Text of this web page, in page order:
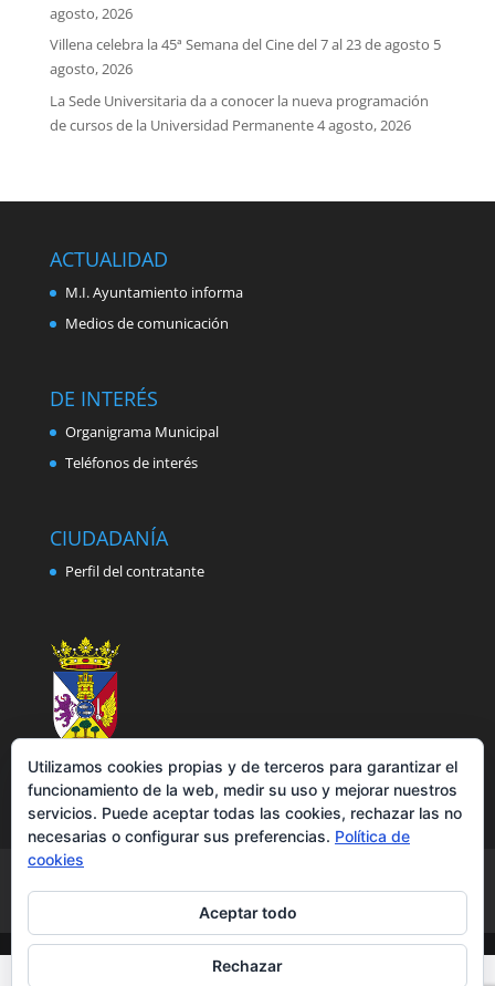
agosto, 2026
Villena celebra la 45ª Semana del Cine del 7 al 23 de agosto 5
agosto, 2026
La Sede Universitaria da a conocer la nueva programación
de cursos de la Universidad Permanente4 agosto, 2026
ACTUALIDAD
M.I. Ayuntamiento informa
Medios de comunicación
DE INTERÉS
Organigrama Municipal
Teléfonos de interés
CIUDADANÍA
Perfil del contratante
Política de cookies
Accesibilidad
Utilizamos cookies propias y de terceros para garantizar el
funcionamiento de la web, medir su uso y mejorar nuestros
servicios. Puede aceptar todas las cookies, rechazar las no
necesarias o configurar sus preferencias. Política de
cookies
Aceptar todo
Rechazar